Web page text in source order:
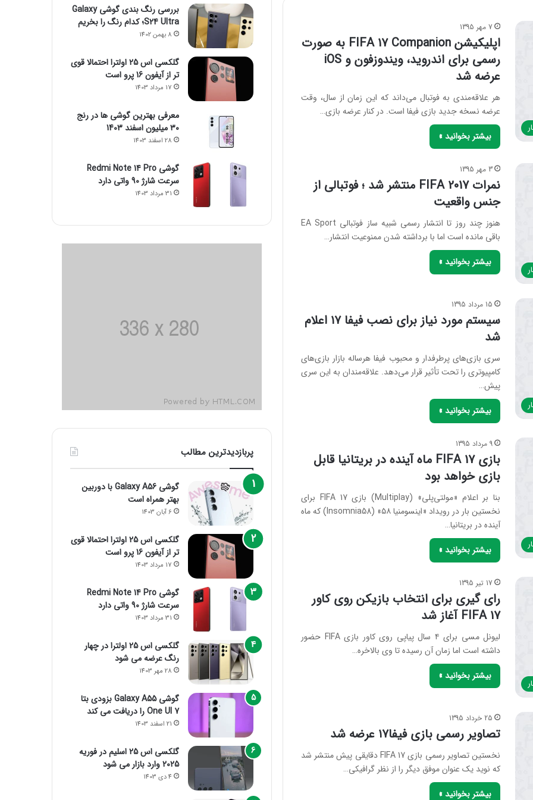
7 مهر 1395
اپلیکیشن FIFA 17 Companion به صورت
رسمی برای اندروید، ویندوزفون و iOS
عرضه شد
هر علاقه‌مندی به فوتبال می‌داند که این زمان از سال، وقت
عرضه نسخه جدید بازی فیفا است. در کنار عرضه بازی…
بیشتر بخوانید »
3 مهر 1395
نمرات FIFA 2017 منتشر شد ؛ فوتبالی از
جنس واقعیت
هنوز چند روز تا انتشار رسمی شبیه ساز فوتبالی EA Sport
باقی مانده است اما با برداشته شدن ممنوعیت انتشار…
بیشتر بخوانید »
15 مرداد 1395
سیستم مورد نیاز برای نصب فیفا ۱۷ اعلام
شد
سری بازی‌های پرطرفدار و محبوب فیفا هرساله بازار بازی‌های
کامپیوتری را تحت تأثیر قرار می‌دهد. علاقه‌مندان به این سری
پیش…
بیشتر بخوانید »
9 مرداد 1395
بازی FIFA 17 ماه آینده در بریتانیا قابل
بازی خواهد بود
بنا بر اعلام «مولتی‌پلی» (Multiplay) بازی FIFA 17 برای
نخستین بار در رویداد «اینسومنیا ۵۸» (Insomnia58) که ماه
آینده در بریتانیا…
بیشتر بخوانید »
17 تیر 1395
رای گیری برای انتخاب بازیکن روی کاور
FIFA 17 آغاز شد
لیونل مسی برای ۴ سال پیاپی روی کاور بازی FIFA حضور
داشته است اما زمان آن رسیده تا وی بالاخره…
بیشتر بخوانید »
25 خرداد 1395
تصاویر رسمی بازی فیفا۱۷ عرضه شد
نخستین تصاویر رسمی بازی FIFA 17 دقایقی پیش منتشر شد
که نوید یک عنوان موفق دیگر را از نظر گرافیکی…
بیشتر بخوانید »
بررسی رنگ بندی گوشی Galaxy
S24 Ultra؛ کدام رنگ را بخریم
8 بهمن 1402
گلکسی اس 25 اولترا احتمالا قوی
تر از آیفون 16 پرو است
17 مرداد 1403
معرفی بهترین گوشی ها در رنج
۳۰ میلیون اسفند 1403
28 اسفند 1403
گوشی Redmi Note 14 Pro
سرعت شارژ 90 واتی دارد
31 مرداد 1403
پربازدیدترین مطالب
گوشی Galaxy A56 با دوربین
بهتر همراه است
6 آبان 1403
گلکسی اس 25 اولترا احتمالا قوی
تر از آیفون 16 پرو است
17 مرداد 1403
گوشی Redmi Note 14 Pro
سرعت شارژ 90 واتی دارد
31 مرداد 1403
گلکسی اس 25 اولترا در چهار
رنگ عرضه می شود
28 مهر 1403
گوشی Galaxy A55 بزودی بتا
One UI 7 را دریافت می کند
21 اسفند 1403
گلکسی اس 25 اسلیم در فوریه
2025 وارد بازار می شود
4 دی 1403